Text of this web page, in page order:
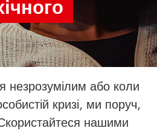
незрозумілим або коли
кризі, ми поруч,
нашими